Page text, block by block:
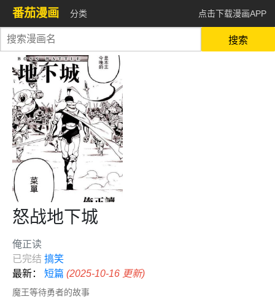
番茄漫画 分类 点击下载漫画APP
搜索
怒战地下城
俺正读
已完结 搞笑
最新： 短篇 (2025-10-16 更新)
魔王等待勇者的故事